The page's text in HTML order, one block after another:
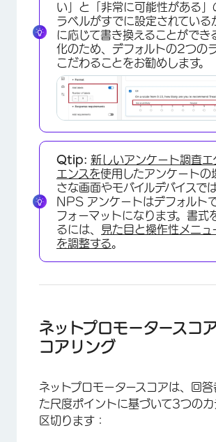
い」と「非常に可能性がある
ラベルがすでに設定されている
に応じて書き換えることができ
化のため、デフォルトの2つの
こだわることをお勧めします。
Qtip: 新しいアンケート調査エ
エンスを使用したアンケートの
さな画面やモバイルデバイスでは
NPS アンケートはデフォルト
フォーマットになります。書式
るには、
見た目と操作性メニュ
を調整する。
ネットプロモータースコ
コアリング
ネットプロモータースコアは、回
た尺度ポイントに基づいて3つのカ
区切ります：